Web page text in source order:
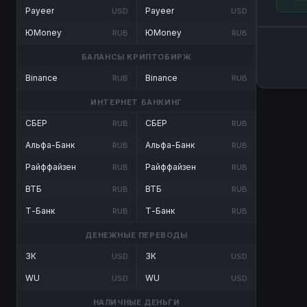
Payeer USD
ЮMoney RUB
Payeer USD
ЮMoney RUB
БАЛАНСЫ КРИПТОБИРЖ
Binance RUB Binance RUB
ИНТЕРНЕТ БАНКИНГ
СБЕР RUB
Альфа-Банк RUB
Райффайзен RUB
ВТБ RUB
Т-Банк RUB
СБЕР RUB
Альфа-Банк RUB
Райффайзен RUB
ВТБ RUB
Т-Банк RUB
ДЕНЕЖНЫЕ ПЕРЕВОДЫ
ЗК USD
WU USD
ЗК USD
WU USD
НАЛИЧНЫЕ ДЕНЬГИ